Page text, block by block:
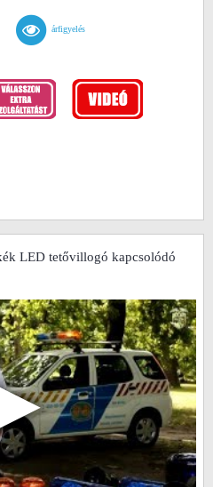
árfigyelés
LED tetővillogó kapcsolódó